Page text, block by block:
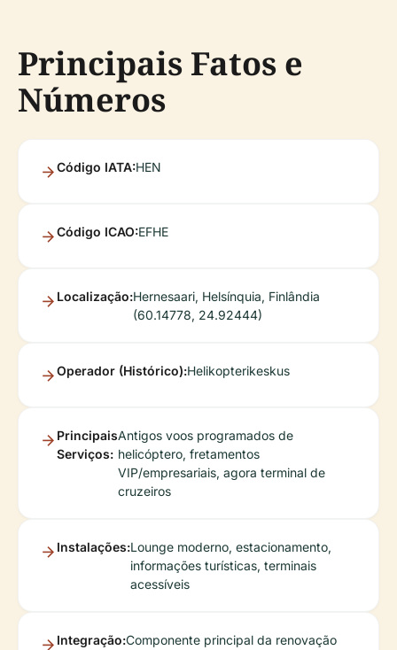
Principais Fatos e
Números
Código IATA:HEN
Código ICAO:EFHE
Localização:Hernesaari, Helsínquia, Finlândia
(60.14778, 24.92444)
Operador (Histórico):Helikopterikeskus
Principais
Serviços:
Antigos voos programados de
helicóptero, fretamentos
VIP/empresariais, agora terminal de
cruzeiros
Instalações:Lounge moderno, estacionamento,
informações turísticas, terminais
acessíveis
Integração:Componente principal da renovação